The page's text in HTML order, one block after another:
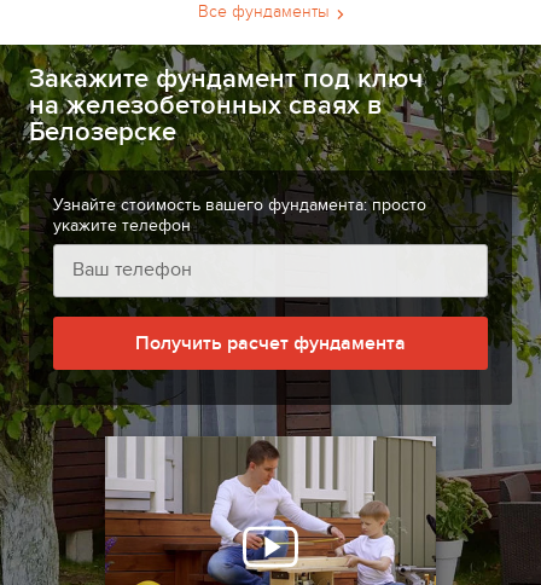
Все фундаменты
Закажите фундамент под ключ
на железобетонных сваях в
Белозерске
Узнайте стоимость вашего фундамента: просто
укажите телефон
Получить расчет фундамента